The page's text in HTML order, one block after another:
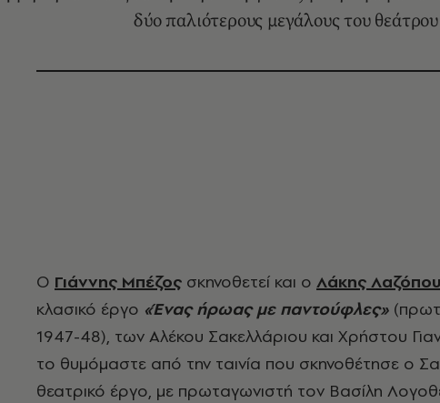
δύο παλιότερους μεγάλους του
Γιάννης Μπέζος σκηνοθετεί και ο Λάκης
κλασικό έργο «Ένας ήρωας με παντούφλες»
1947-48), των Αλέκου Σακελλάριου και Χρήστου
το θυμόμαστε από την ταινία που σκηνοθέτησε ο
θεατρικό έργο, με πρωταγωνιστή τον Βασίλη